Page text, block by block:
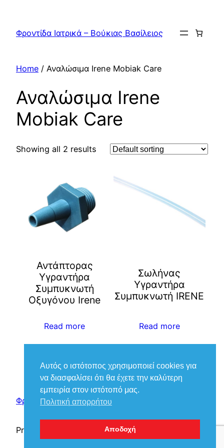
content
Φροντίδα Ιατρικά – Βούκιας Βασίλειος
Home / Αναλώσιμα Irene Mobiak Care
Αναλώσιμα Irene
Mobiak Care
Showing all 2 results
Αντάπτορας
Υγραντήρα
Συμπυκνωτή
Οξυγόνου Irene
Read more
Σωλήνας
Υγραντήρα
Συμπυκνωτή IRENE
Read more
Φροντίδα Ιατρικά – Βούκιας Βασίλειος
Proudly powered by WordPress
Αυτός ο ιστότοπος χρησιμοποιεί cookies για
να διασφαλίσει ότι θα έχετε την καλύτερη
εμπειρία στον ιστότοπό μας.
Πολιτική απορρήτου
Αποδοχή